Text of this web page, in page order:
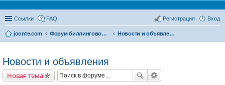
Ссылки FAQ Вход
Регистрация
joonte.com Форум биллинговой системы Joonte Billing System Новости и объявления
Новости и объявления
Новая тема